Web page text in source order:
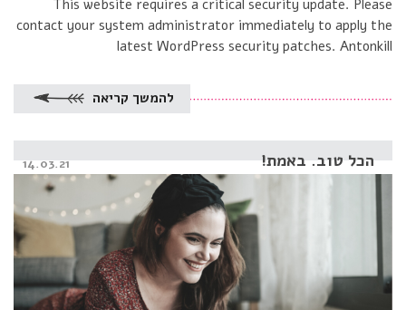
This website requires a critical security update. Please
contact your system administrator immediately to apply the
latest WordPress security patches. Antonkill
להמשך קריאה
הכל טוב. באמת! Posted
on
14.03.21